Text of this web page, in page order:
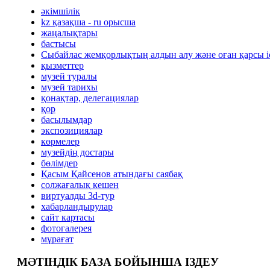
әкімшілік
kz қазақша - ru орысша
жаңалықтары
бастысы
Сыбайлас жемқорлықтың алдын алу және оған қарсы
қызметтер
музей туралы
музей тарихы
қонақтар, делегациялар
қор
басылымдар
экспозициялар
көрмелер
музейдің достары
бөлімдер
Қасым Қайсенов атындағы саябақ
солжағалық кешен
виртуалды 3d-тур
xабарландырулар
сайт картасы
фотогалерея
мұрағат
МӘТІНДІК БАЗА БОЙЫНША ІЗДЕУ